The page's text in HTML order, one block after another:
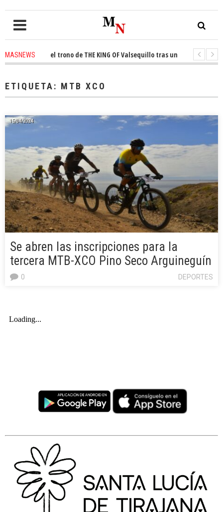
MASNEWSel trono de THE KING OF Valsequillo tras una jornada de
ETIQUETA: MTB XCO
15/04/2024
Se abren las inscripciones para la
tercera MTB-XCO Pino Seco Arguineguín
DEPORTES
0